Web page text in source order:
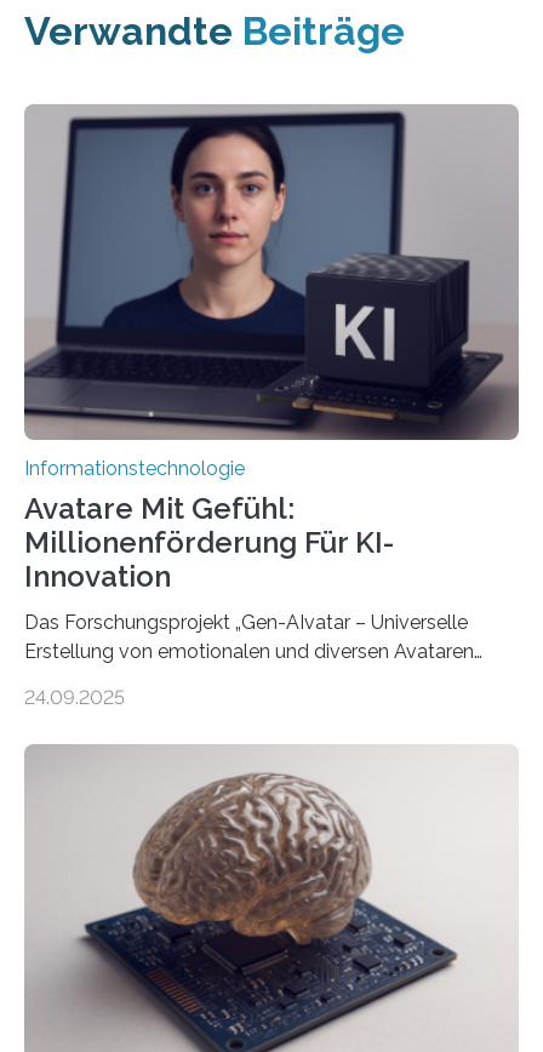
Verwandte Beiträge
Informationstechnologie
Avatare Mit Gefühl:
Millionenförderung Für KI-
Innovation
Das Forschungsprojekt „Gen-AIvatar – Universelle
Erstellung von emotionalen und diversen Avataren
Förderung in Höhe von rund 2 Millionen Euro. Dabei
der Universität Bonn und der TH Köln gemeinsam mit
der MindPort GmbH eine neuartige, KI-gestützte
Lösung zur Erzeugung von Emotionen für realistische
Avatare. Gen-AIvatar entwickelt innovative und
kosteneffiziente Methoden, um lebensechte Avatare zu
erstellen. „Besonders wichtig ist uns eine ganzheitliche
Animation, bei der Stimme, Körperbewegung, Gestik
und Mimik im Einklang sind…
24.09.2025